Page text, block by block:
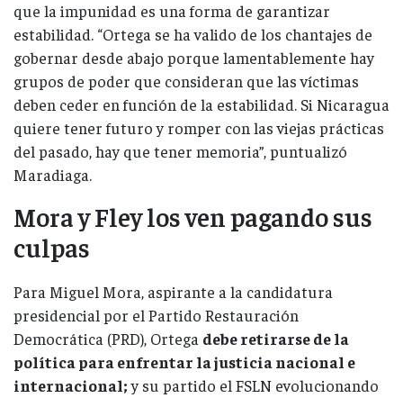
que la impunidad es una forma de garantizar
estabilidad. “Ortega se ha valido de los chantajes de
gobernar desde abajo porque lamentablemente hay
grupos de poder que consideran que las víctimas
deben ceder en función de la estabilidad. Si Nicaragua
quiere tener futuro y romper con las viejas prácticas
del pasado, hay que tener memoria”, puntualizó
Maradiaga.
Mora y Fley los ven pagando sus
culpas
Para Miguel Mora, aspirante a la candidatura
presidencial por el Partido Restauración
Democrática (PRD), Ortega debe retirarse de la
política para enfrentar la justicia nacional e
internacional;y su partido el FSLN evolucionando